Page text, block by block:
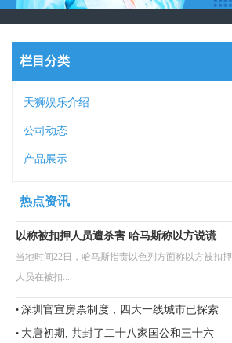
栏目分类
天狮娱乐介绍
公司动态
产品展示
热点资讯
以称被扣押人员遭杀害 哈马斯称以方说谎
当地时间22日，哈马斯指责以色列方面称以方被扣押
人员在被扣...
• 深圳官宣房票制度，四大一线城市已探索
• 大唐初期, 共封了二十八家国公和三十六